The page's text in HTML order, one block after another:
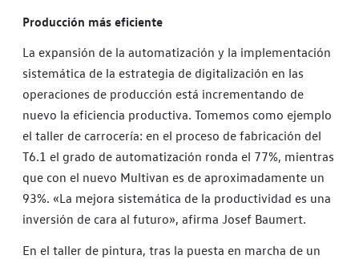
Producción más eficiente
La expansión de la automatización y la implementación
sistemática de la estrategia de digitalización en las
operaciones de producción está incrementando de
nuevo la eficiencia productiva. Tomemos como ejemplo
el taller de carrocería: en el proceso de fabricación del
T6.1 el grado de automatización ronda el 77%, mientras
que con el nuevo Multivan es de aproximadamente un
93%. «La mejora sistemática de la productividad es una
inversión de cara al futuro», afirma Josef Baumert.
En el taller de pintura, tras la puesta en marcha de un